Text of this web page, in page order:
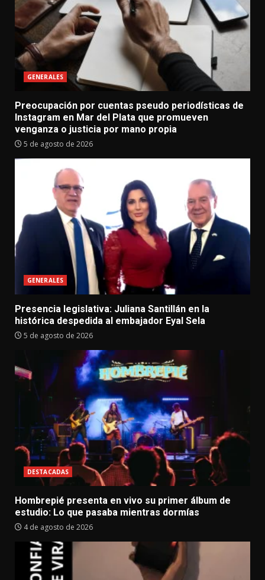
GENERALES
Preocupación por cuentas pseudo periodísticas de
Instagram en Mar del Plata que promueven
venganza o justicia por mano propia
5 de agosto de 2026
GENERALES
Presencia legislativa: Juliana Santillán en la
histórica despedida al embajador Eyal Sela
5 de agosto de 2026
DESTACADAS
Hombrepié presenta en vivo su primer álbum de
estudio: Lo que pasaba mientras dormías
4 de agosto de 2026